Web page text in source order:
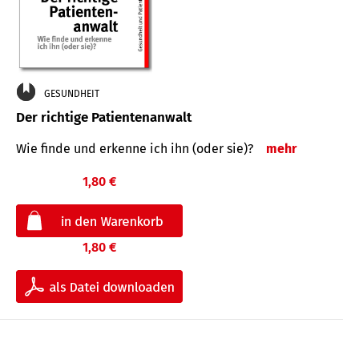
GESUNDHEIT
Der richtige Patientenanwalt
Wie finde und erkenne ich ihn (oder sie)? mehr
1,80 €
1,80 €